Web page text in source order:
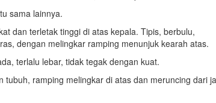
sama lainnya.
dan terletak tinggi di atas kepala. Tipis, berbulu,
dengan melingkar ramping menunjuk kearah atas.
terlalu lebar, tidak tegak dengan kuat.
ramping melingkar di atas dan meruncing dari